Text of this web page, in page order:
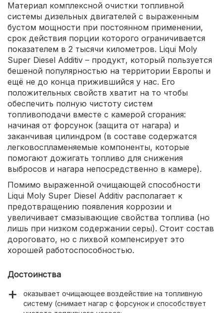
Материал комплексной очистки топливной
системы дизельных двигателей с выраженным
бустом мощности при постоянном применении,
срок действия порции которого ограничивается
показателем в 2 тысячи километров. Liqui Moly
Super Diesel Additiv – продукт, который пользуется
бешеной популярностью на территории Европы и
ещё не до конца прижившийся у нас. Его
положительных свойств хватит на то чтобы
обеспечить полную чистоту систем
топливоподачи вместе с камерой сгорания:
начиная от форсунок (защита от нагара) и
заканчивая цилиндром (в составе содержатся
легковоспламеняемые компоненты, которые
помогают дожигать топливо для снижения
выбросов и нагара непосредственно в камере).
Помимо выраженной очищающей способности
Liqui Moly Super Diesel Additiv располагает к
предотвращению появления коррозии и
увеличивает смазывающие свойства топлива (но
лишь при низком содержании серы). Стоит состав
дороговато, но с лихвой компенсирует это
хорошей работоспособностью.
Достоинства
оказывает очищающее воздействие на топливную
систему (снимает нагар с форсунок и способствует